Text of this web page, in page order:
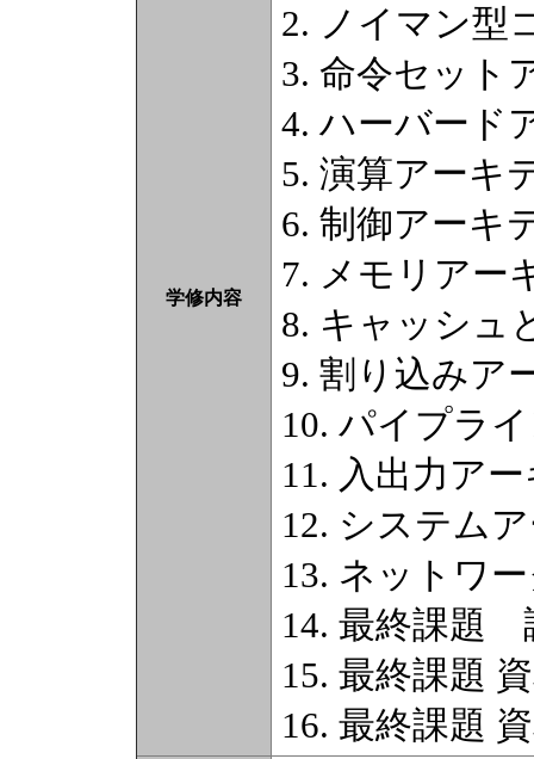
学修内容
2. ノイマン型
3. 命令セット
4. ハーバード
5. 演算アーキ
6. 制御アーキ
7. メモリアー
8. キャッシュ
9. 割り込みア
10. パイプラ
11. 入出力ア
12. システム
13. ネットワ
14. 最終課題
15. 最終課題
16. 最終課題